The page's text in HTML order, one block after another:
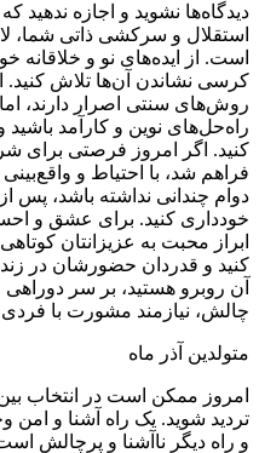
دیدگاه‌ها نشوید و اجازه ندهید
استقلال و سرکشی ذاتی شما،
است. از ایده‌های نو و خلاقانه
کرسی نشاندن آن‌ها تلاش کنید.
روش‌های سنتی اصرار دارند، اما
راه‌حل‌های نوین و کارآمد باشید
کنید. اگر امروز فرصتی برای
فراهم شد، با احتیاط و
دوام چندانی نداشته باشد،
خودداری کنید. برای عشق و
ابراز محبت به عزیزانتان
کنید و قدردان حضورشان در
آن روبرو هستید، بر سر دوراهی
چالش، نیازمند مشورت با فردی
متولدین آذر ماه
امروز ممکن است در انتخاب
تردید شوید. یک راه آشنا و امن
و راه دیگر ناآشنا و پرچالش